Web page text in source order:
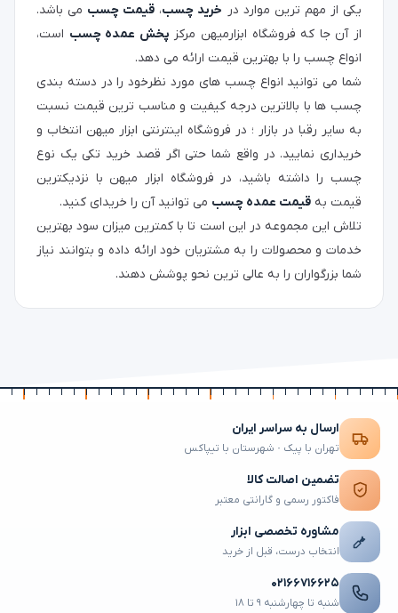
یکی از مهم ترین موارد در خرید چسب، قیمت چسب می باشد.
از آن جا که فروشگاه ابزارمیهن مرکز پخش عمده چسب است،
انواع چسب را با بهترین قیمت ارائه می دهد.
شما می توانید انواع چسب های مورد نظرخود را در دسته بندی
چسب ها با بالاترین درجه کیفیت و مناسب ترین قیمت نسبت
به سایر رقبا در بازار ؛ در فروشگاه اینترنتی ابزار میهن انتخاب و
خریداری نمایید. در واقع شما حتی اگر قصد خرید تکی یک نوع
چسب را داشته باشید، در فروشگاه ابزار میهن با نزدیکترین
قیمت به قیمت عمده چسب می توانید آن را خریدای کنید.
تلاش این مجموعه در این است تا با کمترین میزان سود بهترین
خدمات و محصولات را به مشتریان خود ارائه داده و بتوانند نیاز
شما بزرگواران را به عالی ترین نحو پوشش دهند.
ارسال به سراسر ایران
تهران با پیک · شهرستان با تیپاکس
تضمین اصالت کالا
فاکتور رسمی و گارانتی معتبر
مشاوره تخصصی ابزار
انتخاب درست، قبل از خرید
۰۲۱۶۶۷۱۶۶۲۵
شنبه تا چهارشنبه ۹ تا ۱۸